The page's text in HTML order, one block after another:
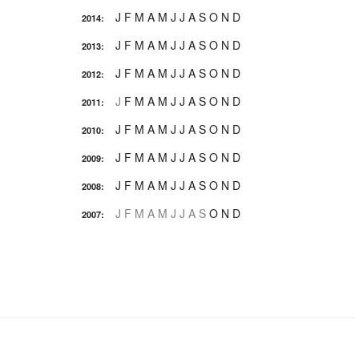
2014: J F M A M J J A S O N D
2013: J F M A M J J A S O N D
2012: J F M A M J J A S O N D
2011: J F M A M J J A S O N D
2010: J F M A M J J A S O N D
2009: J F M A M J J A S O N D
2008: J F M A M J J A S O N D
2007: J F M A M J J A S O N D